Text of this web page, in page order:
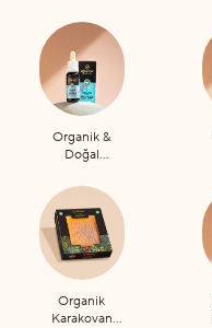
Organik &
Doğal
Organik
Karakovan